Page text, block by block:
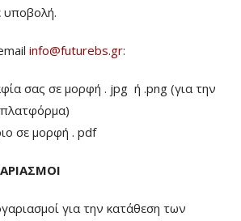
υποβολή.
info@futurebs.gr:
σας σε μορφή . jpg ή .png (για την
πλατφόρμα)
σε μορφή . pdf
για την κατάθεση των